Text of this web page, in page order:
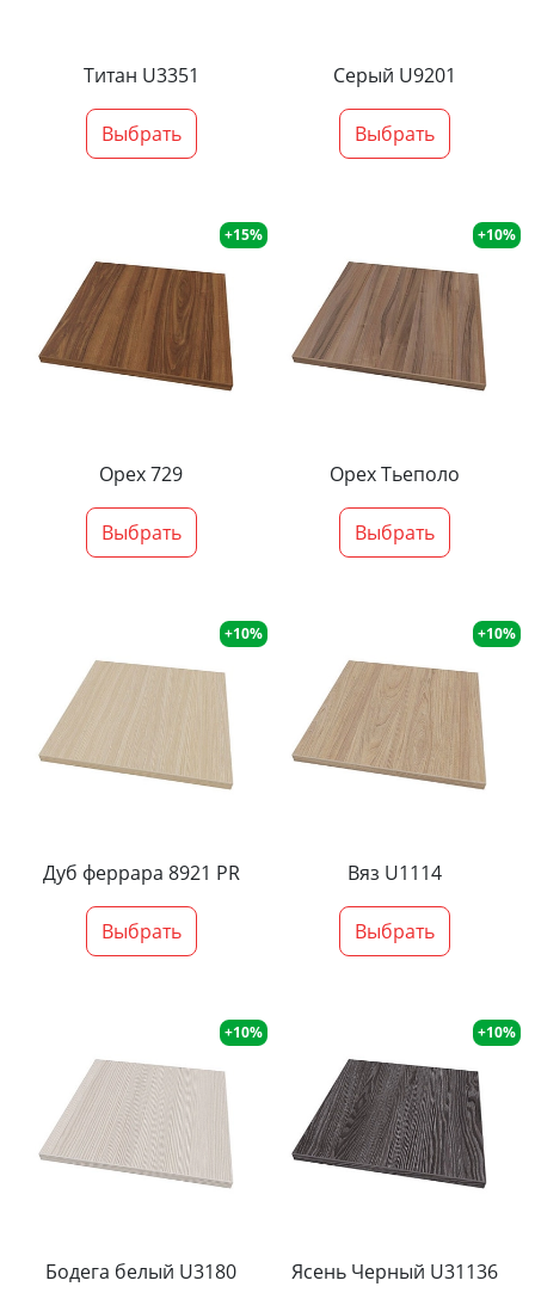
Титан U3351
Выбрать
Серый U9201
Выбрать
+15%
Орех 729
Выбрать
+10%
Орех Тьеполо
Выбрать
+10%
Дуб феррара 8921 PR
Выбрать
+10%
Вяз U1114
Выбрать
+10%
Бодега белый U3180
+10%
Ясень Черный U31136